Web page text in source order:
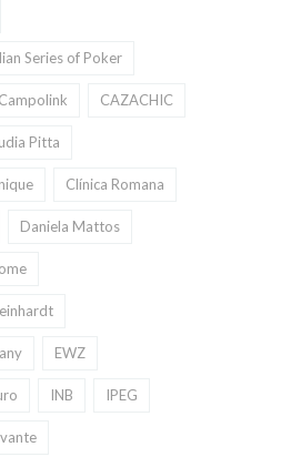
Series of Poker
Campolink CAZACHIC
Pitta
Clínica Romana
Daniela Mattos
EWZ
INB IPEG